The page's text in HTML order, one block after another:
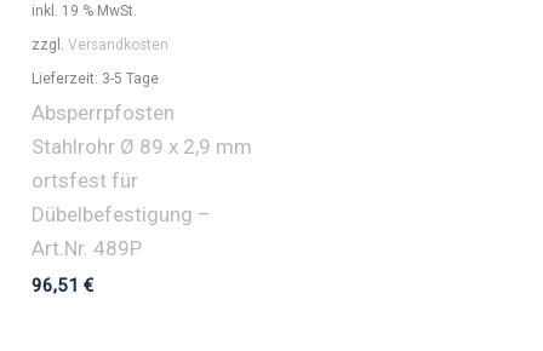
inkl. 19 % MwSt.
zzgl.Versandkosten
Lieferzeit: 3-5 Tage
Absperrpfosten
Stahlrohr Ø 89 x 2,9 mm
ortsfest für
Dübelbefestigung –
Art.Nr. 489P
96,51€